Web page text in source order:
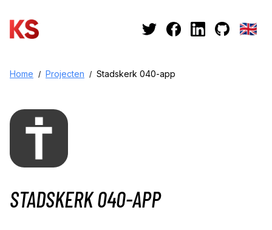
🇬🇧
Home Projecten Stadskerk 040-app
STADSKERK 040-APP